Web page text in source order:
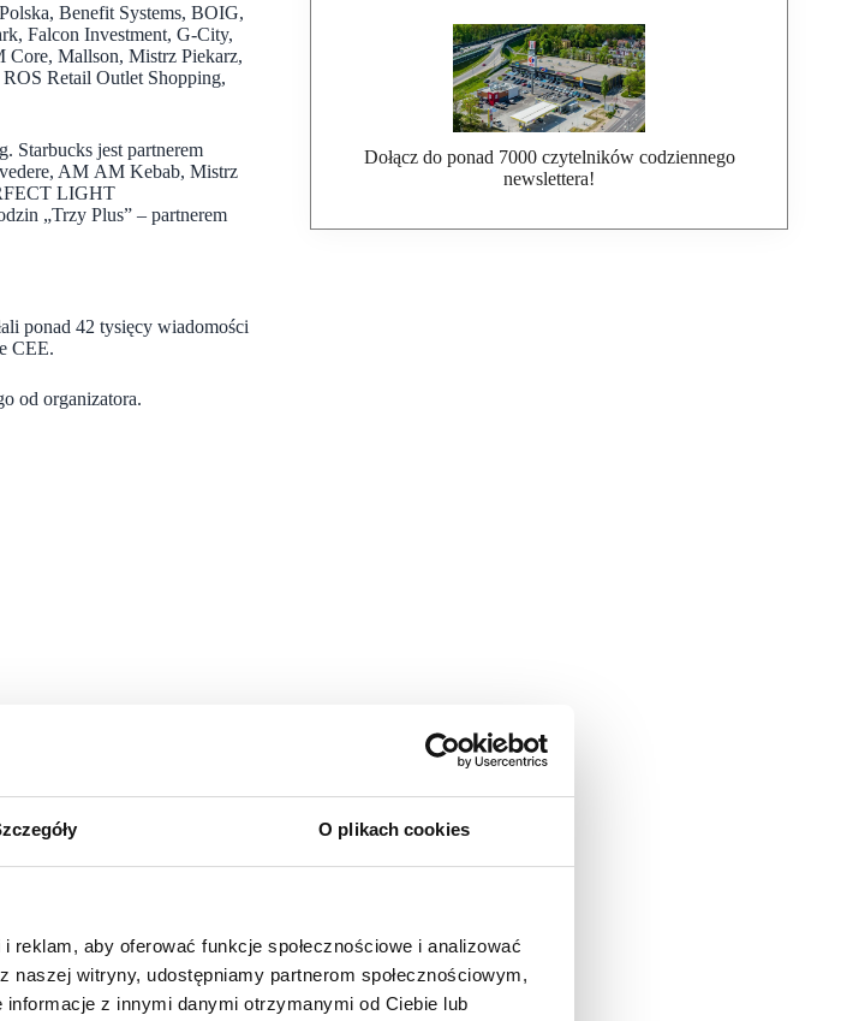
O plikach cookies
aby oferować funkcje społecznościowe i analizować
witryny, udostępniamy partnerom społecznościowym,
z innymi danymi otrzymanymi od Ciebie lub
Benefit Systems, BOIG,
Falcon Investment, G-City,
Core, Mallson, Mistrz Piekarz,
Retail Outlet Shopping,
Starbucks jest partnerem
AM AM Kebab, Mistrz
LIGHT
„Trzy Plus” – partnerem
ponad 42 tysięcy wiadomości
CEE.
od organizatora.
spotkania.
Dołącz do ponad 7000 czytelników codziennego
newslettera!